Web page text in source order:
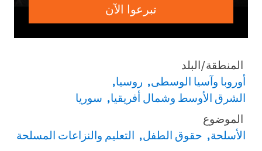
تبرعوا الآن
المنطقة/البلد
أوروبا وآسيا الوسطى روسيا
الشرق الأوسط وشمال أفريقيا سوريا
الموضوع
الأسلحة حقوق الطفل التعليم والنزاعات المسلحة